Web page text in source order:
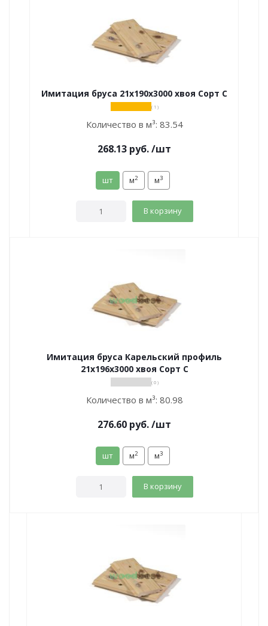
Имитация бруса 21х190х3000 хвоя Сорт С
( 1 )
Количество в м³: 83.54
268.13 руб./шт
шт м2 м3
В корзину
Имитация бруса Карельский профиль
21х196х3000 хвоя Сорт С
( 0 )
Количество в м³: 80.98
276.60 руб./шт
шт м2 м3
В корзину